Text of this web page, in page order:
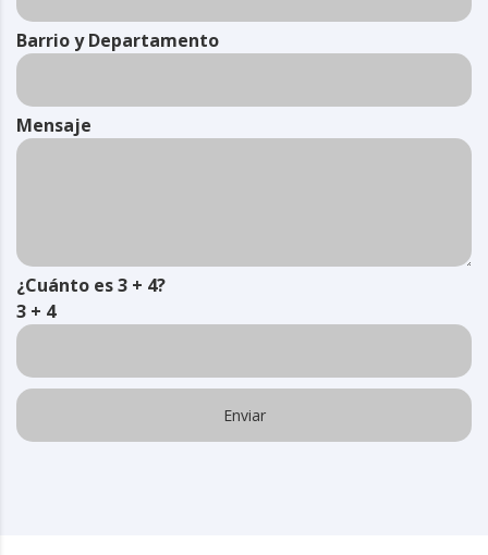
Barrio y Departamento
Mensaje
¿Cuánto es 3 + 4?
3 + 4